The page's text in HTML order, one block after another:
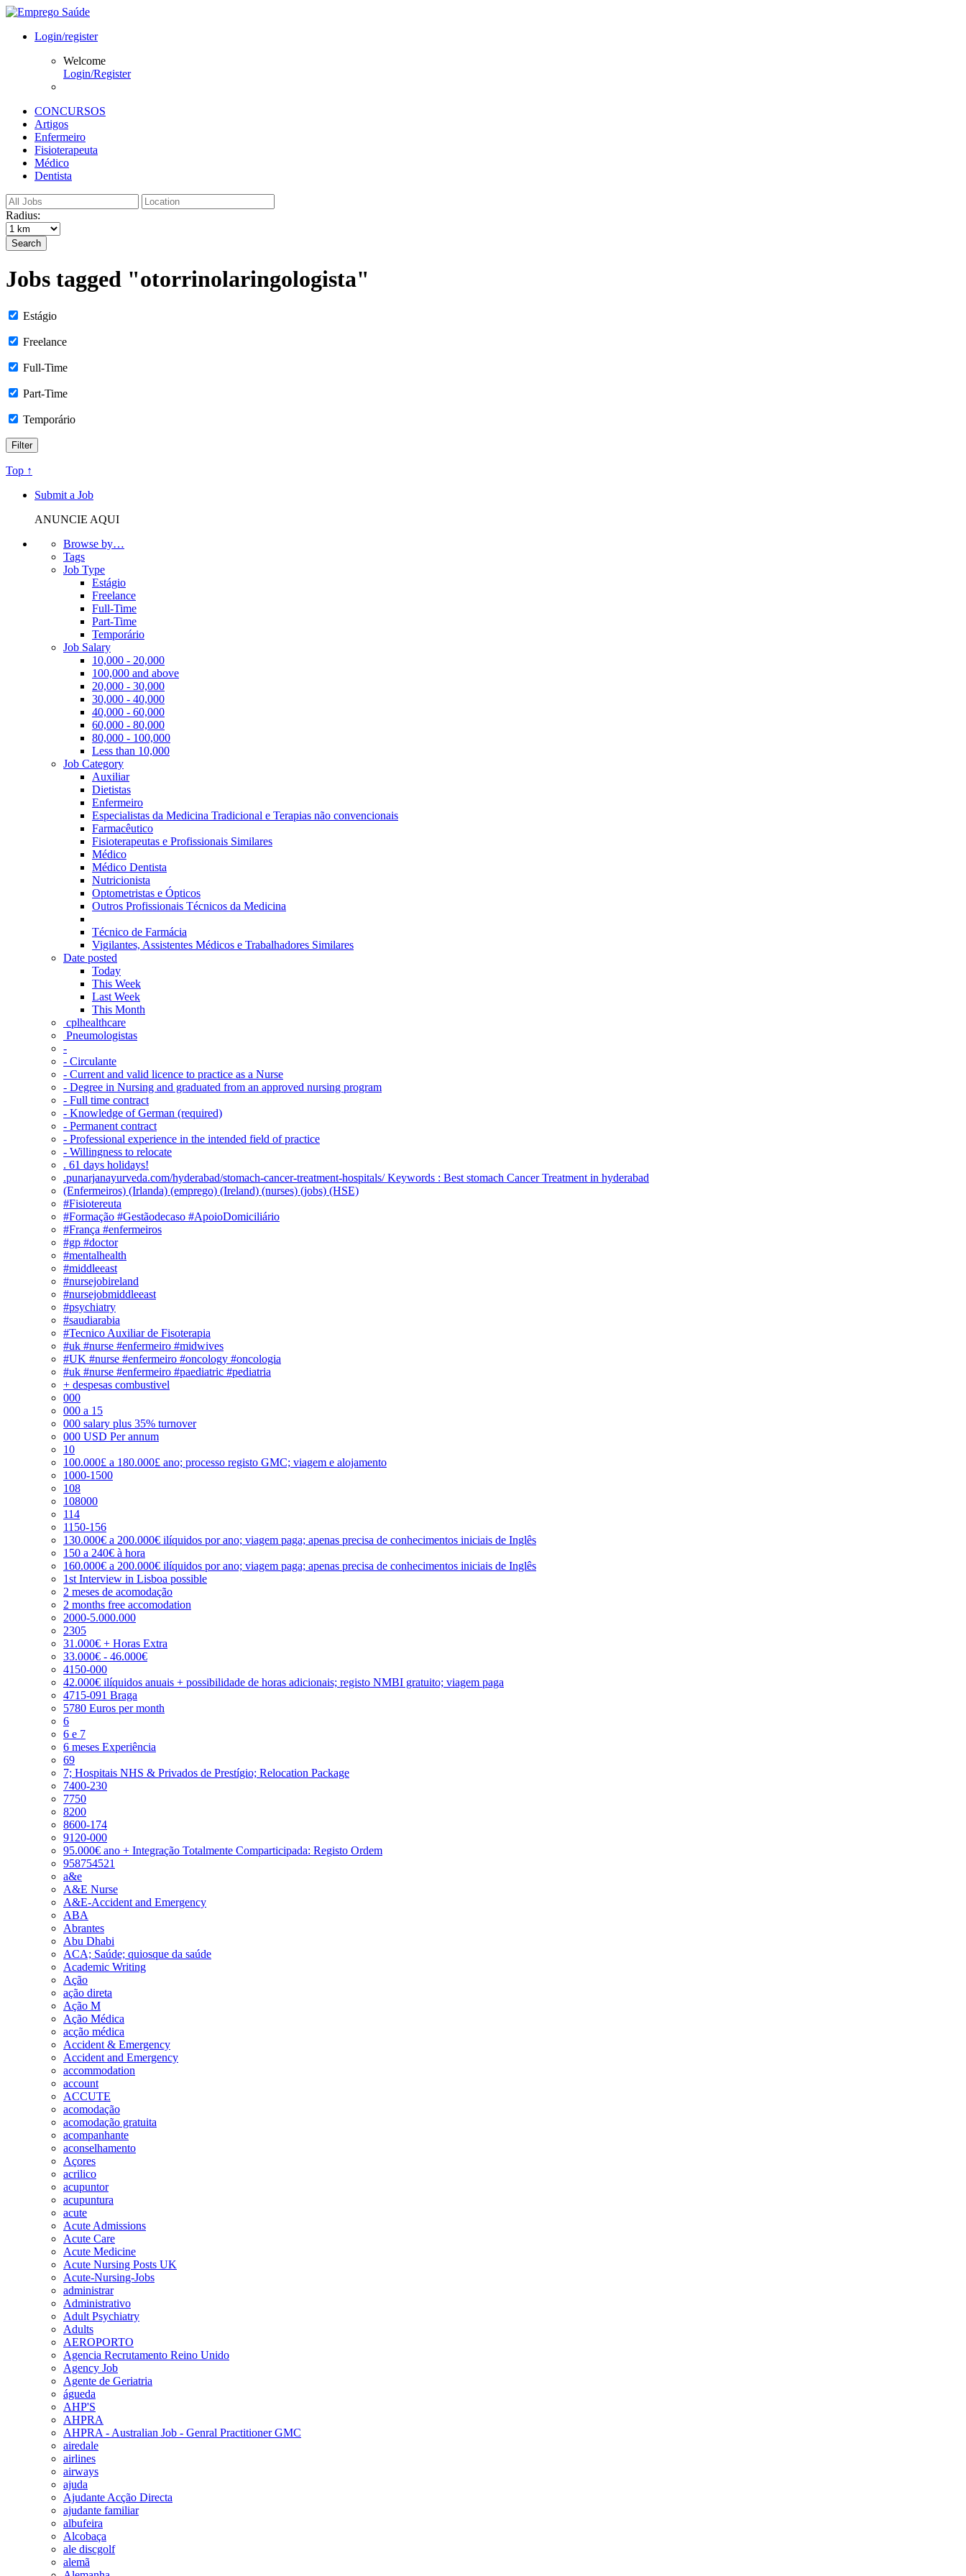
Login/register
Welcome
Login/Register
CONCURSOS
Artigos
Enfermeiro
Fisioterapeuta
Médico
Dentista
Radius:
Search
Jobs tagged "otorrinolaringologista"
Estágio
Freelance
Full-Time
Part-Time
Temporário
Top ↑
Submit a Job
ANUNCIE AQUI
Browse by…
Tags
Job Type
Estágio
Freelance
Full-Time
Part-Time
Temporário
Job Salary
10,000 - 20,000
100,000 and above
20,000 - 30,000
30,000 - 40,000
40,000 - 60,000
60,000 - 80,000
80,000 - 100,000
Less than 10,000
Job Category
Auxiliar
Dietistas
Enfermeiro
Especialistas da Medicina Tradicional e Terapias não convencionais
Farmacêutico
Fisioterapeutas e Profissionais Similares
Médico
Médico Dentista
Nutricionista
Optometristas e Ópticos
Outros Profissionais Técnicos da Medicina
Técnico de Farmácia
Vigilantes, Assistentes Médicos e Trabalhadores Similares
Date posted
Today
This Week
Last Week
This Month
‎ cplhealthcare‬
Pneumologistas
-
- Circulante
- Current and valid licence to practice as a Nurse
- Degree in Nursing and graduated from an approved nursing program
- Full time contract
- Knowledge of German (required)
- Permanent contract
- Professional experience in the intended field of practice
- Willingness to relocate
. 61 days holidays!
.punarjanayurveda.com/hyderabad/stomach-cancer-treatment-hospitals/ Keywords : Best stomach Cancer Treatment in hyderabad
(Enfermeiros) (Irlanda) (emprego) (Ireland) (nurses) (jobs) (HSE)
#Fisiotereuta
#Formação #Gestãodecaso #ApoioDomiciliário
#França #enfermeiros
#gp #doctor
#mentalhealth
#middleeast
#nursejobireland
#nursejobmiddleeast
#psychiatry
#saudiarabia
#Tecnico Auxiliar de Fisoterapia
#uk #nurse #enfermeiro #midwives
#UK #nurse #enfermeiro #oncology #oncologia
#uk #nurse #enfermeiro #paediatric #pediatria
+ despesas combustivel
000
000 a 15
000 salary plus 35% turnover
000 USD Per annum
10
100.000£ a 180.000£ ano; processo registo GMC; viagem e alojamento
1000-1500
108
108000
114
1150-156
130.000€ a 200.000€ ilíquidos por ano; viagem paga; apenas precisa de conhecimentos iniciais de Inglês
150 a 240€ à hora
160.000€ a 200.000€ ilíquidos por ano; viagem paga; apenas precisa de conhecimentos iniciais de Inglês
1st Interview in Lisboa possible
2 meses de acomodação
2 months free accomodation
2000-5.000.000
2305
31.000€ + Horas Extra
33.000€ - 46.000€
4150-000
42.000€ ilíquidos anuais + possibilidade de horas adicionais; registo NMBI gratuito; viagem paga
4715-091 Braga
5780 Euros per month
6
6 e 7
6 meses Experiência
69
7; Hospitais NHS & Privados de Prestígio; Relocation Package
7400-230
7750
8200
8600-174
9120-000
95.000€ ano + Integração Totalmente Comparticipada: Registo Ordem
958754521
a&e
A&E Nurse
A&E-Accident and Emergency
ABA
Abrantes
Abu Dhabi
ACA; Saúde; quiosque da saúde
Academic Writing
Ação
ação direta
Ação M
Ação Médica
acção médica
Accident & Emergency
Accident and Emergency
accommodation
account
ACCUTE
acomodação
acomodação gratuita
acompanhante
aconselhamento
Açores
acrilico
acupuntor
acupuntura
acute
Acute Admissions
Acute Care
Acute Medicine
Acute Nursing Posts UK
Acute-Nursing-Jobs
administrar
Administrativo
Adult Psychiatry
Adults
AEROPORTO
Agencia Recrutamento Reino Unido
Agency Job
Agente de Geriatria
águeda
AHP'S
AHPRA
AHPRA - Australian Job - Genral Practitioner GMC
airedale
airlines
airways
ajuda
Ajudante Acção Directa
ajudante familiar
albufeira
Alcobaça
ale discgolf
alemã